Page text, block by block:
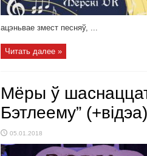
ацэньвае змест песняў, ...
Читать далее »
Мёры ў
Бэтлеему” (+відэа)
05.01.2018